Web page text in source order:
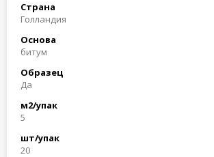
Страна
Голландия
Основа
битум
Образец
Да
м2/упак
5
шт/упак
20